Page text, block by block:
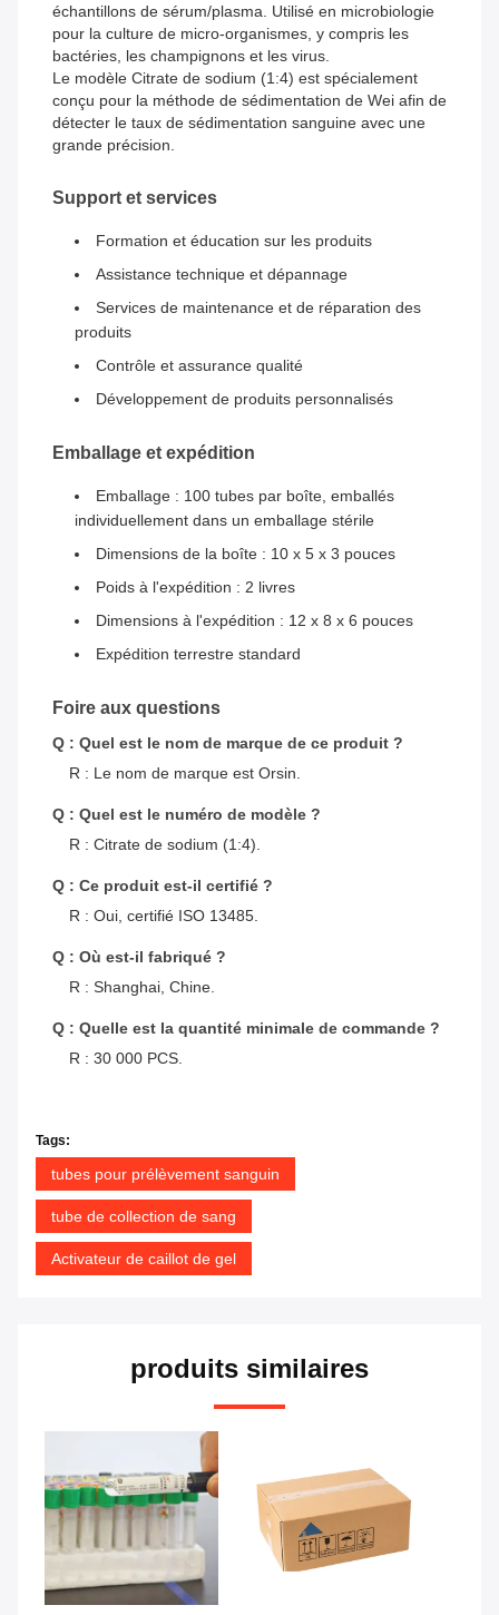
échantillons de sérum/plasma. Utilisé en microbiologie
pour la culture de micro-organismes, y compris les
bactéries, les champignons et les virus.
Le modèle Citrate de sodium (1:4) est spécialement
conçu pour la méthode de sédimentation de Wei afin de
détecter le taux de sédimentation sanguine avec une
grande précision.
Support et services
Formation et éducation sur les produits
Assistance technique et dépannage
Services de maintenance et de réparation des
produits
Contrôle et assurance qualité
Développement de produits personnalisés
Emballage et expédition
Emballage : 100 tubes par boîte, emballés
individuellement dans un emballage stérile
Dimensions de la boîte : 10 x 5 x 3 pouces
Poids à l'expédition : 2 livres
Dimensions à l'expédition : 12 x 8 x 6 pouces
Expédition terrestre standard
Foire aux questions
Q : Quel est le nom de marque de ce produit ?
R : Le nom de marque est Orsin.
Q : Quel est le numéro de modèle ?
R : Citrate de sodium (1:4).
Q : Ce produit est-il certifié ?
R : Oui, certifié ISO 13485.
Q : Où est-il fabriqué ?
R : Shanghai, Chine.
Q : Quelle est la quantité minimale de commande ?
R : 30 000 PCS.
Tags:
tubes pour prélèvement sanguin
tube de collection de sang
Activateur de caillot de gel
produits similaires